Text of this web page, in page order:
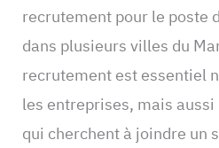
recrutement pour le poste
dans plusieurs villes du
recrutement est essentiel
les entreprises, mais
qui cherchent à joindre un